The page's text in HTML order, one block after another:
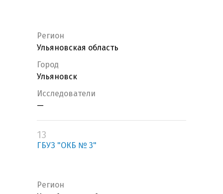
Регион
Ульяновская область
Город
Ульяновск
Исследователи
—
13
ГБУЗ "ОКБ № 3"
Регион